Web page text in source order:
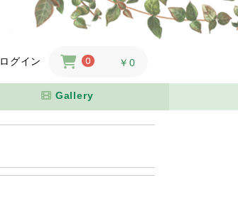
ログイン 0 ￥0
Gallery